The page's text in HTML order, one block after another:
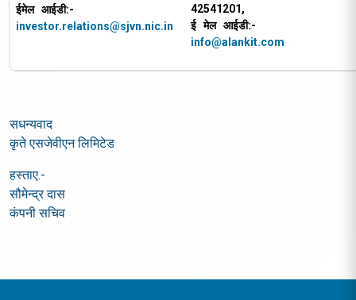
ईमेल आईडी:-
investor.relations@sjvn.nic.in
42541201,
ई मेल आईडी:-
info@alankit.com
सधन्यवाद
कृते एसजेवीएन लिमिटेड
हस्ताए.-
सौमेन्द्र दास
कंपनी सचिव